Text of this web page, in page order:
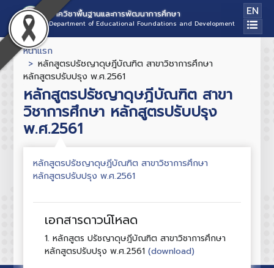
ภาควิชาพื้นฐานและการพัฒนาการศึกษา
Department of Educational Foundations and Development
EN
หน้าแรก
หลักสูตรปรัชญาดุษฎีบัณฑิต สาขาวิชาการศึกษา
หลักสูตรปรับปรุง พ.ศ.2561
หลักสูตรปรัชญาดุษฎีบัณฑิต สาขา
วิชาการศึกษา หลักสูตรปรับปรุง
พ.ศ.2561
หลักสูตรปรัชญาดุษฎีบัณฑิต สาขาวิชาการศึกษา
หลักสูตรปรับปรุง พ.ศ.2561
เอกสารดาวน์โหลด
1. หลักสูตร ปรัชญาดุษฎีบัณฑิต สาขาวิชาการศึกษา
หลักสูตรปรับปรุง พ.ศ.2561 (download)